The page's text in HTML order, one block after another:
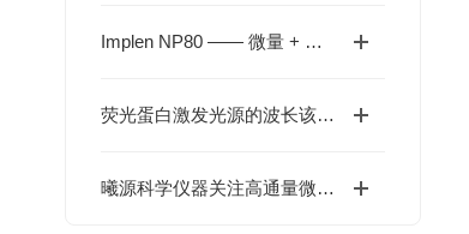
Implen NP80 —— 微量 + 比色皿双模式的全能 UV-Vis
荧光蛋白激发光源的波长该如何选择？
曦源科学仪器关注高通量微量检测需求，推荐 IMPLEN NanoPhotometer® N120